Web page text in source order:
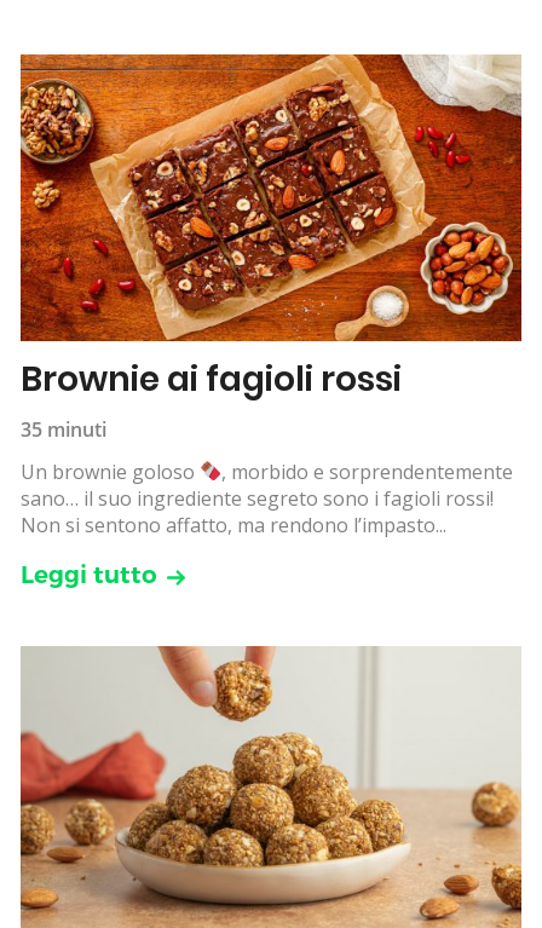
Brownie ai fagioli rossi
35 minuti
Un brownie goloso
, morbido e sorprendentemente
sano… il suo ingrediente segreto sono i fagioli rossi!
Non si sentono affatto, ma rendono l’impasto...
Leggi tutto